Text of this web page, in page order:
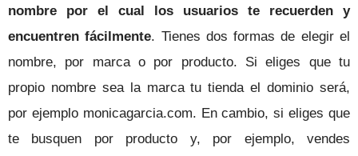
nombre
por el cual los usuarios te recuerden y
encuentren fácilmente. Tienes dos formas de elegir el
nombre, por marca o por producto. Si eliges que tu
propio nombre sea la marca tu tienda el dominio será,
por ejemplo monicagarcia.com. En cambio, si eliges que
te busquen por producto y, por ejemplo, vendes